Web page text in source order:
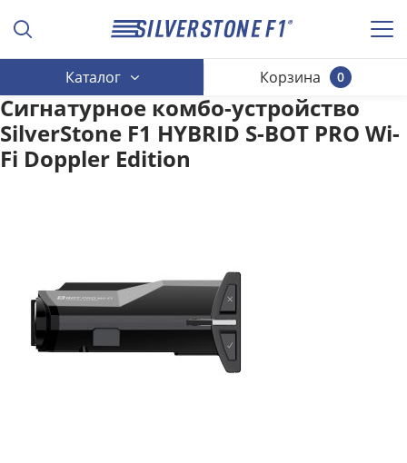
Каталог 0
Корзина
Сигнатурное комбо-устройство
SilverStone F1 HYBRID S-BOT PRO Wi-
Fi Doppler Edition